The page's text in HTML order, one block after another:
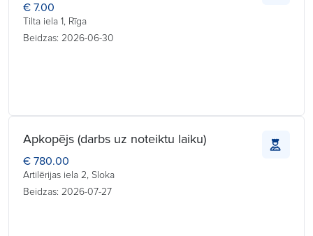
€ 7.00
Tilta iela 1, Rīga
Beidzas: 2026-06-30
Apkopējs (darbs uz noteiktu laiku)
€ 780.00
Artilērijas iela 2, Sloka
Beidzas: 2026-07-27